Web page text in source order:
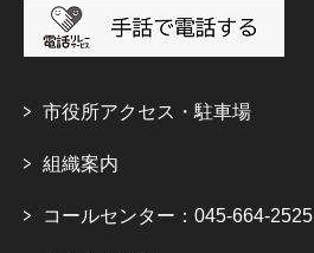
市役所アクセス・駐車場
組織案内
コールセンター：045-664-2525